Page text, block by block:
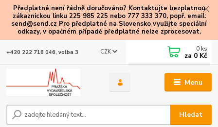
Předplatné není řádně doručováno? Kontaktujte bezplatnou
zákaznickou linku 225 985 225 nebo 777 333 370, popř. email:
send@send.cz Pro předplatné na Slovensko využijte speciální
odkazy, v opačném případě předplatné nelze zprocesovat.
Menu
CZK
Hledat
+420 222 718 046, volba 3 0 ks
za 0 Kč